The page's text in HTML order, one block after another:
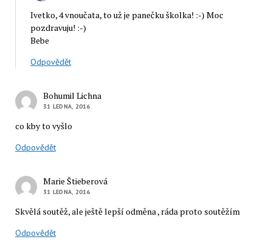
Ivetko, 4 vnoučata, to už je panečku školka! :-) Moc
pozdravuju! :-)
Bebe
Odpovědět
Bohumil Lichna
31 LEDNA, 2016
co kby to vyšlo
Odpovědět
Marie Štieberová
31 LEDNA, 2016
Skvělá soutěž, ale ještě lepší odměna , ráda proto soutěžím
Odpovědět